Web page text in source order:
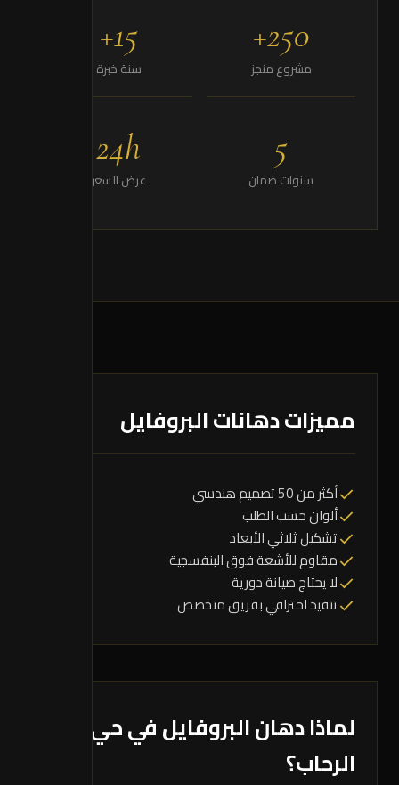
250+
مشروع منجز
15+
سنة خبرة
5
سنوات ضمان
24h
عرض السعر
مميزات دهانات البروفايل
أكثر من 50 تصميم هندسي
ألوان حسب الطلب
تشكيل ثلاثي الأبعاد
مقاوم للأشعة فوق البنفسجية
لا يحتاج صيانة دورية
تنفيذ احترافي بفريق متخصص
لماذا دهان البروفايل في حي
الرحاب؟